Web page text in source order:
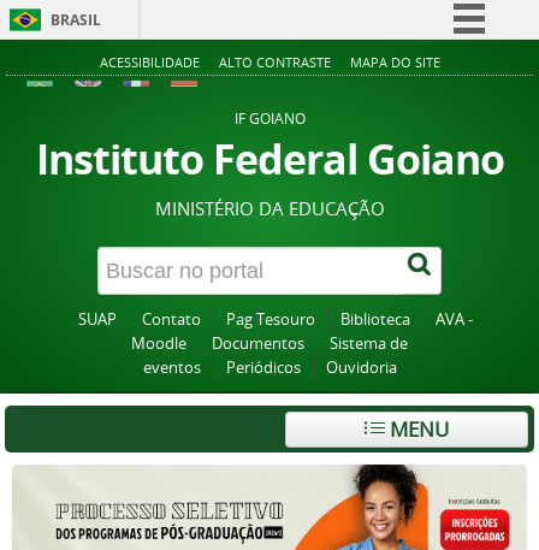
BRASIL
Simplifique!
Acesso à informação
Legislação
Canais
ACESSIBILIDADE ALTO CONTRASTE MAPA DO SITE
IF GOIANO
Instituto Federal Goiano
MINISTÉRIO DA EDUCAÇÃO
SUAP Contato Pag Tesouro Biblioteca
AVA -
Moodle
Documentos
Sistema de
eventos
Periódicos Ouvidoria
MENU